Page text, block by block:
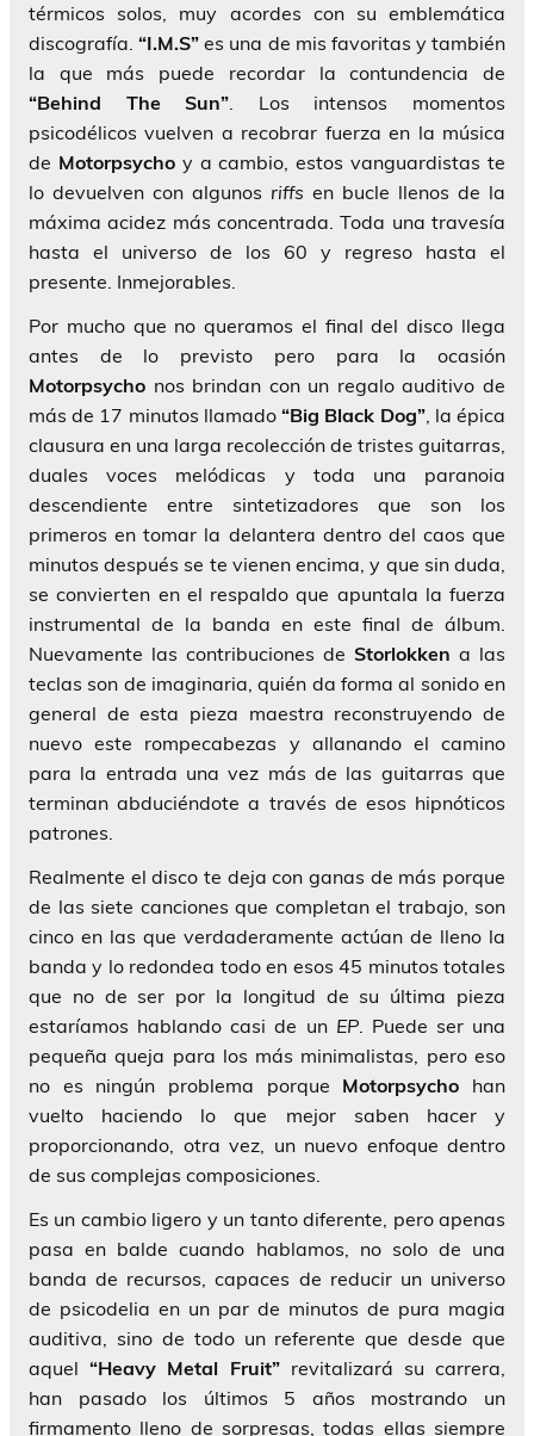
térmicos solos, muy acordes con su emblemática
discografía.“I.M.S”es una de mis favoritas y también
la que más puede recordar la contundencia de
“Behind The Sun”. Los intensos momentos
psicodélicos vuelven a recobrar fuerza en la música
de Motorpsychoy a cambio, estos vanguardistas te
lo devuelven con algunos riffs en bucle llenos de la
máxima acidez más concentrada. Toda una travesía
hasta el universo de los 60 y regreso hasta el
presente. Inmejorables.
Por mucho que no queramos el final del disco llega
antes de lo previsto pero para la ocasión
Motorpsycho nos brindan con un regalo auditivo de
más de 17 minutos llamado“Big Black Dog”, la épica
clausura en una larga recolección de tristes guitarras,
duales voces melódicas y toda una paranoia
descendiente entre sintetizadores que son los
primeros en tomar la delantera dentro del caos que
minutos después se te vienen encima, y que sin duda,
se convierten en el respaldo que apuntala la fuerza
instrumental de la banda en este final de álbum.
Nuevamente las contribuciones de Storlokken a las
teclas son de imaginaria, quién da forma al sonido en
general de esta pieza maestra reconstruyendo de
nuevo este rompecabezas y allanando el camino
para la entrada una vez más de las guitarras que
terminan abduciéndote a través de esos hipnóticos
patrones.
Realmente el disco te deja con ganas de más porque
de las siete canciones que completan el trabajo, son
cinco en las que verdaderamente actúan de lleno la
banda y lo redondea todo en esos 45 minutos totales
que no de ser por la longitud de su última pieza
estaríamos hablando casi de un EP. Puede ser una
pequeña queja para los más minimalistas, pero eso
no es ningún problema porque Motorpsycho han
vuelto haciendo lo que mejor saben hacer y
proporcionando, otra vez, un nuevo enfoque dentro
de sus complejas composiciones.
Es un cambio ligero y un tanto diferente, pero apenas
pasa en balde cuando hablamos, no solo de una
banda de recursos, capaces de reducir un universo
de psicodelia en un par de minutos de pura magia
auditiva, sino de todo un referente que desde que
aquel“Heavy Metal Fruit” revitalizará su carrera,
han pasado los últimos 5 años mostrando un
firmamento lleno de sorpresas, todas ellas siempre